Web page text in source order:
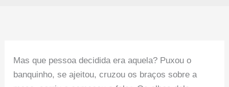
Mas que pessoa decidida era aquela? Puxou o
banquinho, se ajeitou, cruzou os braços sobre a